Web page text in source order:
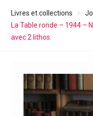
Livres et collections
La Table ronde – 1944 –
avec 2 lithos.